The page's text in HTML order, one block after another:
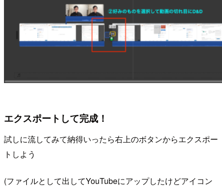
エクスポートして完成！
試しに流してみて納得いったら右上のボタンからエクスポー
トしよう
(ファイルとして出してYouTubeにアップしたけどアイコン